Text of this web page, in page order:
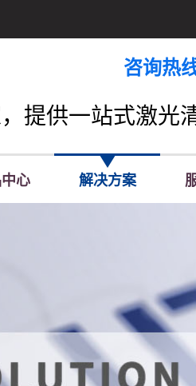
咨询热
提供一站式激光
心 解决方案